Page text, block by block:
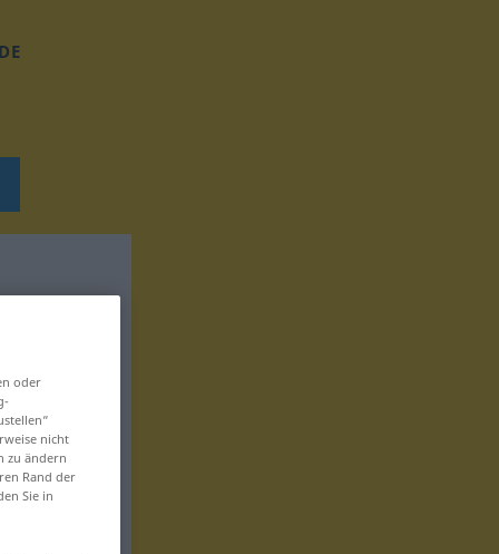
oder
nicht
zu ändern
Rand der
Sie in